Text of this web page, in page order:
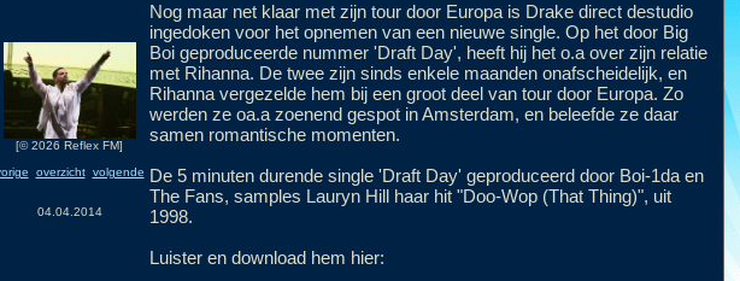
[© 2026 Reflex FM]
overzicht volgende
04.04.2014
Nog maar net klaar met zijn tour door Europa is Drake direct destudio
ingedoken voor het opnemen van een nieuwe single. Op het door Big
Boi geproduceerde nummer 'Draft Day', heeft hij het o.a over zijn relatie
met Rihanna. De twee zijn sinds enkele maanden onafscheidelijk, en
Rihanna vergezelde hem bij een groot deel van tour door Europa. Zo
werden ze oa.a zoenend gespot in Amsterdam, en beleefde ze daar
samen romantische momenten.
De 5 minuten durende single 'Draft Day' geproduceerd door Boi-1da en
The Fans, samples Lauryn Hill haar hit "Doo-Wop (That Thing)", uit
1998.
Luister en download hem hier: